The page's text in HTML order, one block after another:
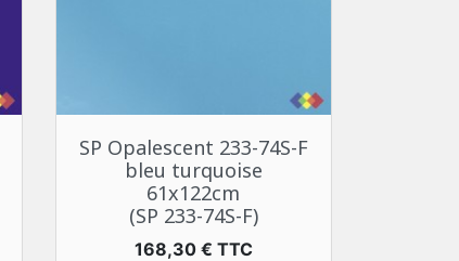
Aperçu rapide
SP Opalescent 233-74S-F
bleu turquoise
61x122cm
(SP 233-74S-F)
Prix
168,30 € TTC